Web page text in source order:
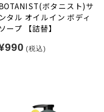
ボタニスト)サ
ンタル オイルイン ボディ
ソープ 【詰替】
(税込)